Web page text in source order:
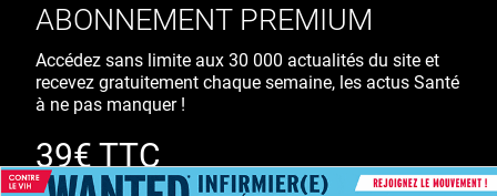
ABONNEMENT PREMIUM
Accédez sans limite aux 30 000 actualités du site et
recevez gratuitement chaque semaine, les actus Santé
à ne pas manquer !
39€ TTC
/ an